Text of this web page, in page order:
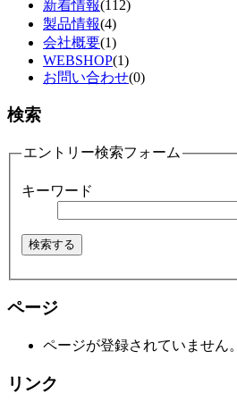
新着情報(112)
製品情報(4)
会社概要(1)
WEBSHOP(1)
お問い合わせ(0)
検索
エントリー検索フォーム
キーワード
ページ
ページが登録されていません。
リンク